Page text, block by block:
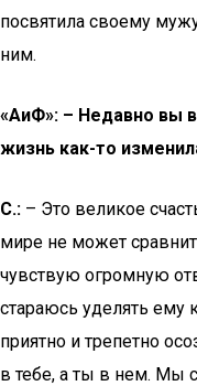
посвятила своему
ним.
«AиФ»: – Недавно вы
жизнь как-то
С.: – Это великое
мире не может
чувствую огромную
стараюсь уделять
приятно и трепетно
в тебе, а ты в нем. Мы